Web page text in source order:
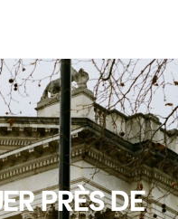
PRÈS DE